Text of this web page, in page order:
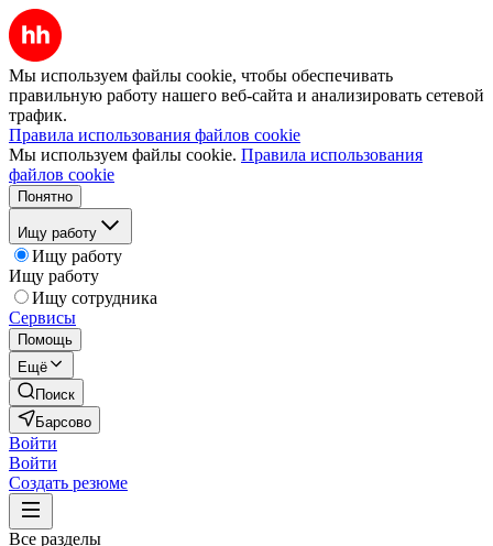
Мы используем файлы cookie, чтобы обеспечивать
правильную работу нашего веб-сайта и анализировать сетевой
трафик.
Правила использования файлов cookie
Мы используем файлы cookie. Правила использования
файлов cookie
Понятно
Ищу работу
Ищу работу
Ищу работу
Ищу сотрудника
Сервисы
Помощь
Ещё
Поиск
Барсово
Войти
Войти
Создать резюме
Все разделы